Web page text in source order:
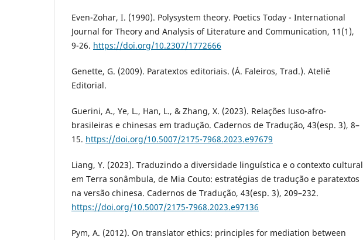
Even-Zohar, I. (1990). Polysystem theory. Poetics Today - International
Journal for Theory and Analysis of Literature and Communication, 11(1),
9-26. https://doi.org/10.2307/1772666
Genette, G. (2009). Paratextos editoriais. (Á. Faleiros, Trad.). Ateliê
Editorial.
Guerini, A., Ye, L., Han, L., & Zhang, X. (2023). Relações luso-afro-
brasileiras e chinesas em tradução. Cadernos de Tradução, 43(esp. 3), 8–
15. https://doi.org/10.5007/2175-7968.2023.e97679
Liang, Y. (2023). Traduzindo a diversidade linguística e o contexto cultural
em Terra sonâmbula, de Mia Couto: estratégias de tradução e paratextos
na versão chinesa. Cadernos de Tradução, 43(esp. 3), 209–232.
https://doi.org/10.5007/2175-7968.2023.e97136
Pym, A. (2012). On translator ethics: principles for mediation between